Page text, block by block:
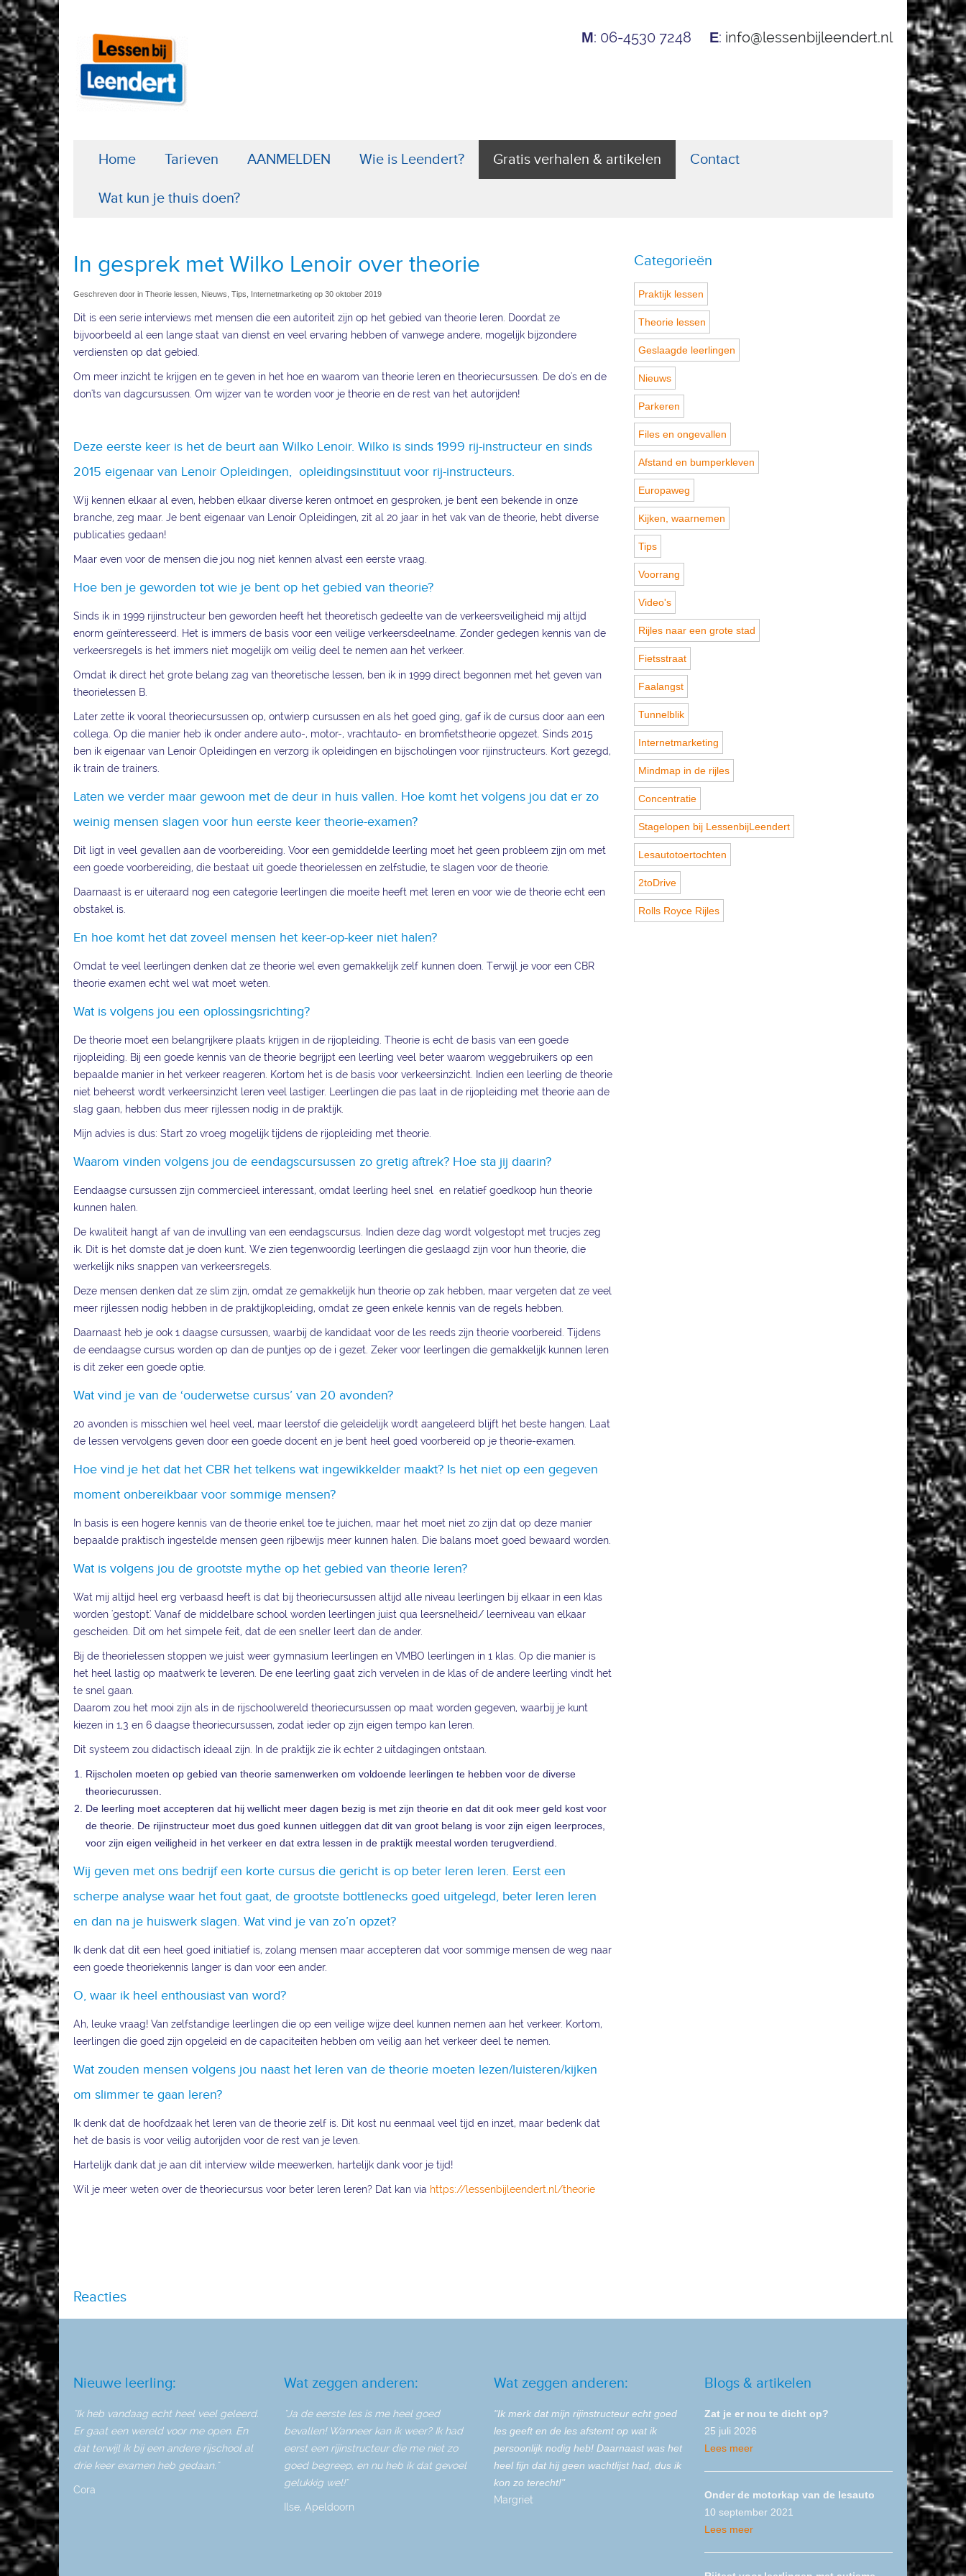
M: 06-4530 7248 E: info@lessenbijleendert.nl
Home Tarieven AANMELDEN Wie is Leendert? Gratis verhalen & artikelen Contact
Wat kun je thuis doen?
In gesprek met Wilko Lenoir over theorie
Geschreven door in Theorie lessen, Nieuws, Tips, Internetmarketing op 30 oktober 2019
Dit is een serie interviews met mensen die een autoriteit zijn op het gebied van theorie leren. Doordat ze
bijvoorbeeld al een lange staat van dienst en veel ervaring hebben of vanwege andere, mogelijk bijzondere
verdiensten op dat gebied.
Om meer inzicht te krijgen en te geven in het hoe en waarom van theorie leren en theoriecursussen. De do's en de
don'ts van dagcursussen. Om wijzer van te worden voor je theorie en de rest van het autorijden!
Deze eerste keer is het de beurt aan Wilko Lenoir. Wilko is sinds 1999 rij-instructeur en sinds
2015 eigenaar van Lenoir Opleidingen, opleidingsinstituut voor rij-instructeurs.
Wij kennen elkaar al even, hebben elkaar diverse keren ontmoet en gesproken, je bent een bekende in onze
branche, zeg maar. Je bent eigenaar van Lenoir Opleidingen, zit al 20 jaar in het vak van de theorie, hebt diverse
publicaties gedaan!
Maar even voor de mensen die jou nog niet kennen alvast een eerste vraag.
Hoe ben je geworden tot wie je bent op het gebied van theorie?
Sinds ik in 1999 rijinstructeur ben geworden heeft het theoretisch gedeelte van de verkeersveiligheid mij altijd
enorm geïnteresseerd. Het is immers de basis voor een veilige verkeersdeelname. Zonder gedegen kennis van de
verkeersregels is het immers niet mogelijk om veilig deel te nemen aan het verkeer.
Omdat ik direct het grote belang zag van theoretische lessen, ben ik in 1999 direct begonnen met het geven van
theorielessen B.
Later zette ik vooral theoriecursussen op, ontwierp cursussen en als het goed ging, gaf ik de cursus door aan een
collega. Op die manier heb ik onder andere auto-, motor-, vrachtauto- en bromfietstheorie opgezet. Sinds 2015
ben ik eigenaar van Lenoir Opleidingen en verzorg ik opleidingen en bijscholingen voor rijinstructeurs. Kort gezegd,
ik train de trainers.
Laten we verder maar gewoon met de deur in huis vallen. Hoe komt het volgens jou dat er zo
weinig mensen slagen voor hun eerste keer theorie-examen?
Dit ligt in veel gevallen aan de voorbereiding. Voor een gemiddelde leerling moet het geen probleem zijn om met
een goede voorbereiding, die bestaat uit goede theorielessen en zelfstudie, te slagen voor de theorie.
Daarnaast is er uiteraard nog een categorie leerlingen die moeite heeft met leren en voor wie de theorie echt een
obstakel is.
En hoe komt het dat zoveel mensen het keer-op-keer niet halen?
Omdat te veel leerlingen denken dat ze theorie wel even gemakkelijk zelf kunnen doen. Terwijl je voor een CBR
theorie examen echt wel wat moet weten.
Wat is volgens jou een oplossingsrichting?
De theorie moet een belangrijkere plaats krijgen in de rijopleiding. Theorie is echt de basis van een goede
rijopleiding. Bij een goede kennis van de theorie begrijpt een leerling veel beter waarom weggebruikers op een
bepaalde manier in het verkeer reageren. Kortom het is de basis voor verkeersinzicht. Indien een leerling de theorie
niet beheerst wordt verkeersinzicht leren veel lastiger. Leerlingen die pas laat in de rijopleiding met theorie aan de
slag gaan, hebben dus meer rijlessen nodig in de praktijk.
Mijn advies is dus: Start zo vroeg mogelijk tijdens de rijopleiding met theorie.
Waarom vinden volgens jou de eendagscursussen zo gretig aftrek? Hoe sta jij daarin?
Eendaagse cursussen zijn commercieel interessant, omdat leerling heel snel en relatief goedkoop hun theorie
kunnen halen.
De kwaliteit hangt af van de invulling van een eendagscursus. Indien deze dag wordt volgestopt met trucjes zeg
ik. Dit is het domste dat je doen kunt. We zien tegenwoordig leerlingen die geslaagd zijn voor hun theorie, die
werkelijk niks snappen van verkeersregels.
Deze mensen denken dat ze slim zijn, omdat ze gemakkelijk hun theorie op zak hebben, maar vergeten dat ze veel
meer rijlessen nodig hebben in de praktijkopleiding, omdat ze geen enkele kennis van de regels hebben.
Daarnaast heb je ook 1 daagse cursussen, waarbij de kandidaat voor de les reeds zijn theorie voorbereid. Tijdens
de eendaagse cursus worden op dan de puntjes op de i gezet. Zeker voor leerlingen die gemakkelijk kunnen leren
is dit zeker een goede optie.
Wat vind je van de ‘ouderwetse cursus’ van 20 avonden?
20 avonden is misschien wel heel veel, maar leerstof die geleidelijk wordt aangeleerd blijft het beste hangen. Laat
de lessen vervolgens geven door een goede docent en je bent heel goed voorbereid op je theorie-examen.
Hoe vind je het dat het CBR het telkens wat ingewikkelder maakt? Is het niet op een gegeven
moment onbereikbaar voor sommige mensen?
In basis is een hogere kennis van de theorie enkel toe te juichen, maar het moet niet zo zijn dat op deze manier
bepaalde praktisch ingestelde mensen geen rijbewijs meer kunnen halen. Die balans moet goed bewaard worden.
Wat is volgens jou de grootste mythe op het gebied van theorie leren?
Wat mij altijd heel erg verbaasd heeft is dat bij theoriecursussen altijd alle niveau leerlingen bij elkaar in een klas
worden 'gestopt'. Vanaf de middelbare school worden leerlingen juist qua leersnelheid/ leerniveau van elkaar
gescheiden. Dit om het simpele feit, dat de een sneller leert dan de ander.
Bij de theorielessen stoppen we juist weer gymnasium leerlingen en VMBO leerlingen in 1 klas. Op die manier is
het heel lastig op maatwerk te leveren. De ene leerling gaat zich vervelen in de klas of de andere leerling vindt het
te snel gaan.
Daarom zou het mooi zijn als in de rijschoolwereld theoriecursussen op maat worden gegeven, waarbij je kunt
kiezen in 1,3 en 6 daagse theoriecursussen, zodat ieder op zijn eigen tempo kan leren.
Dit systeem zou didactisch ideaal zijn. In de praktijk zie ik echter 2 uitdagingen ontstaan.
Rijscholen moeten op gebied van theorie samenwerken om voldoende leerlingen te hebben voor de diverse
theoriecurussen.
De leerling moet accepteren dat hij wellicht meer dagen bezig is met zijn theorie en dat dit ook meer geld kost voor
de theorie. De rijinstructeur moet dus goed kunnen uitleggen dat dit van groot belang is voor zijn eigen leerproces,
voor zijn eigen veiligheid in het verkeer en dat extra lessen in de praktijk meestal worden terugverdiend.
Wij geven met ons bedrijf een korte cursus die gericht is op beter leren leren. Eerst een
scherpe analyse waar het fout gaat, de grootste bottlenecks goed uitgelegd, beter leren leren
en dan na je huiswerk slagen. Wat vind je van zo’n opzet?
Ik denk dat dit een heel goed initiatief is, zolang mensen maar accepteren dat voor sommige mensen de weg naar
een goede theoriekennis langer is dan voor een ander.
O, waar ik heel enthousiast van word?
Ah, leuke vraag! Van zelfstandige leerlingen die op een veilige wijze deel kunnen nemen aan het verkeer. Kortom,
leerlingen die goed zijn opgeleid en de capaciteiten hebben om veilig aan het verkeer deel te nemen.
Wat zouden mensen volgens jou naast het leren van de theorie moeten lezen/luisteren/kijken
om slimmer te gaan leren?
Ik denk dat de hoofdzaak het leren van de theorie zelf is. Dit kost nu eenmaal veel tijd en inzet, maar bedenk dat
het de basis is voor veilig autorijden voor de rest van je leven.
Hartelijk dank dat je aan dit interview wilde meewerken, hartelijk dank voor je tijd!
Wil je meer weten over de theoriecursus voor beter leren leren? Dat kan via https://lessenbijleendert.nl/theorie
Reacties
Categorieën
Praktijk lessen
Theorie lessen
Geslaagde leerlingen
Nieuws
Parkeren
Files en ongevallen
Afstand en bumperkleven
Europaweg
Kijken, waarnemen
Tips
Voorrang
Video's
Rijles naar een grote stad
Fietsstraat
Faalangst
Tunnelblik
Internetmarketing
Mindmap in de rijles
Concentratie
Stagelopen bij LessenbijLeendert
Lesautotoertochten
2toDrive
Rolls Royce Rijles
Nieuwe leerling:
"Ik heb vandaag echt heel veel geleerd.
Er gaat een wereld voor me open. En
dat terwijl ik bij een andere rijschool al
drie keer examen heb gedaan."
Cora
Wat zeggen anderen:
"Ja de eerste les is me heel goed
bevallen! Wanneer kan ik weer? Ik had
eerst een rijinstructeur die me niet zo
goed begreep, en nu heb ik dat gevoel
gelukkig wel!"
Ilse, Apeldoorn
Wat zeggen anderen:
"Ik merk dat mijn rijinstructeur echt goed
les geeft en de les afstemt op wat ik
persoonlijk nodig heb! Daarnaast was het
heel fijn dat hij geen wachtlijst had, dus ik
kon zo terecht!"
Margriet
Blogs & artikelen
Zat je er nou te dicht op?
25 juli 2026
Lees meer
Onder de motorkap van de lesauto
10 september 2021
Lees meer